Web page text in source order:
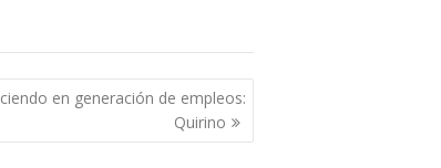
en generación de empleos:
Quirino